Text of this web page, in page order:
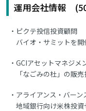
運用会社情報
ピクテ投信投資顧問
バイオ・サミットを開
GCIアセットマネジメ
「なごみの杜」の販
アライアンス・バーン
地域銀行向け米株投